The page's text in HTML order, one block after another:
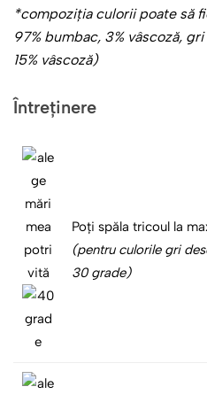
*compoziţia culorii poate să
97% bumbac, 3% vâscoză,
15% vâscoză)
Întreținere
Poți spăla tricoul la
(pentru culorile gri
30 grade)